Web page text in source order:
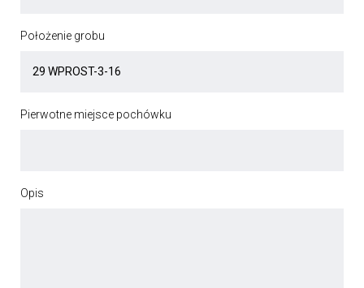
Położenie grobu
Pierwotne miejsce pochówku
Opis